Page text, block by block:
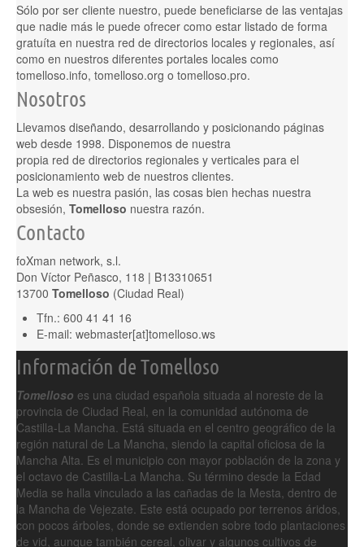
Sólo por ser cliente nuestro, puede beneficiarse de las ventajas
que nadie más le puede ofrecer como estar listado de forma
gratuíta en nuestra red de directorios locales y regionales, así
como en nuestros diferentes portales locales como
tomelloso.info, tomelloso.org o tomelloso.pro.
Nosotros
Llevamos diseñando, desarrollando y posicionando páginas
web desde 1998. Disponemos de nuestra
propia red de directorios regionales y verticales para el
posicionamiento web de nuestros clientes.
La web es nuestra pasión, las cosas bien hechas nuestra
obsesión, Tomelloso nuestra razón.
Contacto
foXman network, s.l.
Don Víctor Peñasco, 118 | B13310651
13700 Tomelloso (Ciudad Real)
Tfn.: 600 41 41 16
E-mail: webmaster[at]tomelloso.ws
Información de Tomelloso
Tomelloso es una ciudad española situada al noreste de la
provincia de Ciudad Real, en la comunidad autónoma de
Castilla-La Mancha. Está situada en el centro geográfico de la
región natural de La Mancha, siendo la capital oficiosa de la
Mancha Alta. Es el municipio con mayor población de la zona y
el octavo de Castilla-La Mancha. Su término desde la Edad
Media se halla vinculado a las cañadas de la Mesta, dentro de
la Mancha de Vejezate. Este está ocupado por terrenos áridos,
con pocos árboles, donde se extienden sobre todo plantaciones
de vid, aunque también cereal, olivar y algunos cultivos de